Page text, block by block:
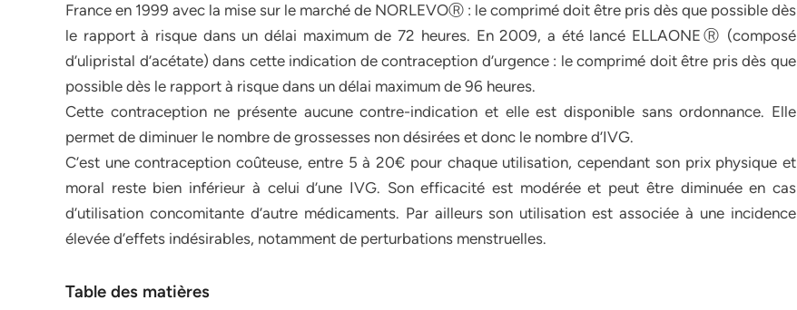
France en 1999 avec la mise sur le marché de NORLEVOⓇ : le comprimé doit être pris dès que possible dès
le rapport à risque dans un délai maximum de 72 heures. En 2009, a été lancé ELLAONEⓇ (composé
d’ulipristal d’acétate) dans cette indication de contraception d’urgence : le comprimé doit être pris dès que
possible dès le rapport à risque dans un délai maximum de 96 heures.
Cette contraception ne présente aucune contre-indication et elle est disponible sans ordonnance. Elle
permet de diminuer le nombre de grossesses non désirées et donc le nombre d’IVG.
C’est une contraception coûteuse, entre 5 à 20€ pour chaque utilisation, cependant son prix physique et
moral reste bien inférieur à celui d’une IVG. Son efficacité est modérée et peut être diminuée en cas
d’utilisation concomitante d’autre médicaments. Par ailleurs son utilisation est associée à une incidence
élevée d’effets indésirables, notamment de perturbations menstruelles.
Table des matières